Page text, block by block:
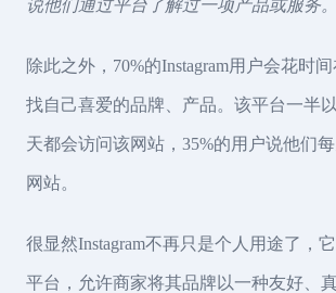
说他们通过平台了解过一项产品或服务。
除此之外，70%的Instagram用户会花时
找自己喜爱的品牌、产品。该平台一半
天都会访问该网站，35%的用户说他们
网站。
很显然Instagram不再只是个人用途了，
平台，允许商家将其品牌以一种友好、